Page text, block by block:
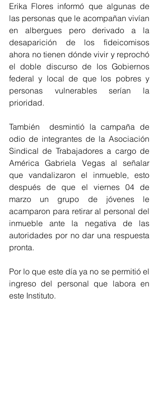
Erika Flores informó que algunas de
las personas que le acompañan vivían
en albergues pero derivado a la
desaparición de los fideicomisos
ahora no tienen dónde vivir y reprochó
el doble discurso de los Gobiernos
federal y local de que los pobres y
personas vulnerables serían la
prioridad.
También  desmintió la campaña de
odio de integrantes de la Asociación
Sindical de Trabajadores a cargo de
América Gabriela Vegas al señalar
que vandalizaron el inmueble, esto
después de que el viernes 04 de
marzo un grupo de jóvenes le
acamparon para retirar al personal del
inmueble ante la negativa de las
autoridades por no dar una respuesta
pronta.
Por lo que este día ya no se permitió el
ingreso del personal que labora en
este Instituto.